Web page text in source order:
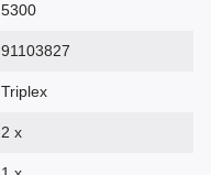
5300
91103827
Triplex
2 x